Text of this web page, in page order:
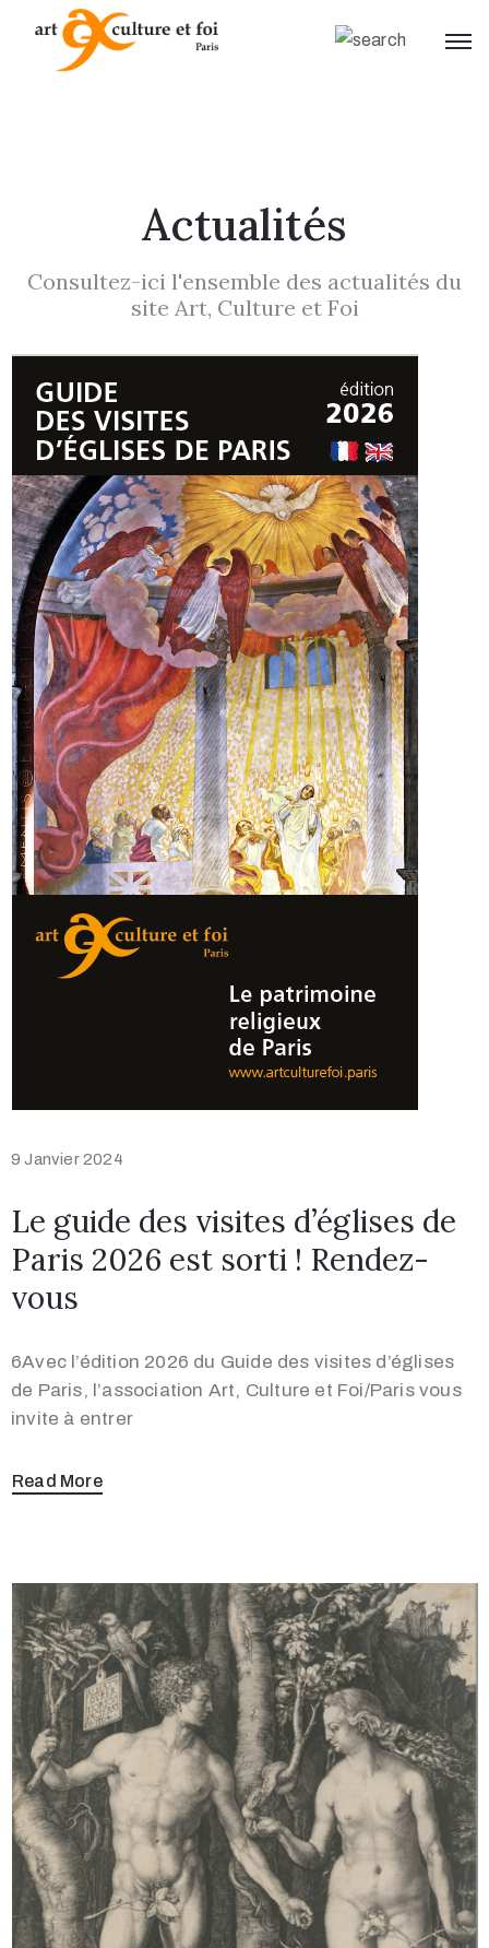
Actualités
Consultez-ici l'ensemble des actualités du
site Art, Culture et Foi
9 Janvier 2024
Le guide des visites d’églises de
Paris 2026 est sorti ! Rendez-
vous
6Avec l’édition 2026 du Guide des visites d’églises
de Paris, l’association Art, Culture et Foi/Paris vous
invite à entrer
Read More